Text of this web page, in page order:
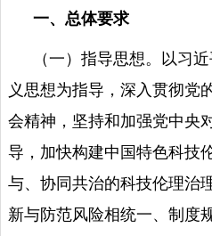
一、总体要求
（一）指导思想。以习
义思想为指导，深入贯彻党
会精神，坚持和加强党中央
导，加快构建中国特色科技
与、协同共治的科技伦理治
新与防范风险相统一、制度